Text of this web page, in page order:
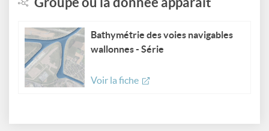
Bathymétrie des voies navigables
wallonnes - Série
Voir la fiche